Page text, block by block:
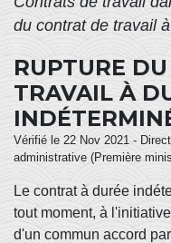
du contrat de travail
RUPTURE
TRAVAIL À
Vérifié le 22 Nov 2021 -
administrative (Première
Le contrat à durée
tout moment, à
d'un commun accord